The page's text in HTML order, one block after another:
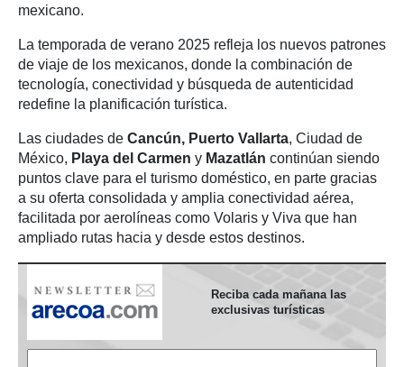
mexicano.
La temporada de verano 2025 refleja los nuevos patrones
de viaje de los mexicanos, donde la combinación de
tecnología, conectividad y búsqueda de autenticidad
redefine la planificación turística.
Las ciudades de Cancún, Puerto Vallarta, Ciudad de
México, Playa del Carmen y Mazatlán continúan siendo
puntos clave para el turismo doméstico, en parte gracias
a su oferta consolidada y amplia conectividad aérea,
facilitada por aerolíneas como Volaris y Viva que han
ampliado rutas hacia y desde estos destinos.
Reciba cada mañana las
exclusivas turísticas